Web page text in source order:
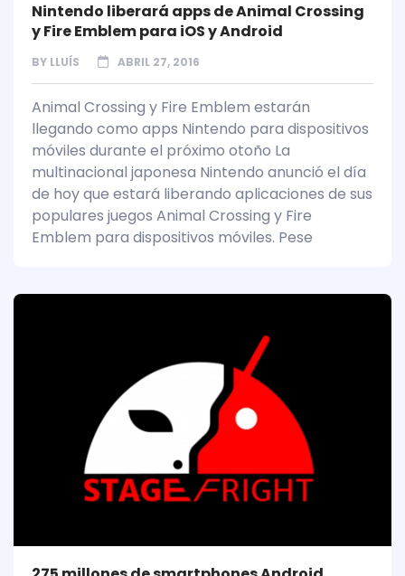
Nintendo liberará apps de Animal Crossing
y Fire Emblem para iOS y Android
BY LLUÍS ABRIL 27, 2016
Animal Crossing y Fire Emblem estarán
llegando como apps Nintendo para dispositivos
móviles durante el próximo otoño La
multinacional japonesa Nintendo anunció el día
de hoy que estará liberando aplicaciones de sus
populares juegos Animal Crossing y Fire
Emblem para dispositivos móviles. Pese